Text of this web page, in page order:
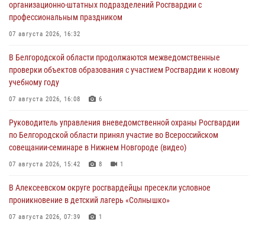
организационно-штатных подразделений Росгвардии с
профессиональным праздником
07 августа 2026, 16:32
В Белгородской области продолжаются межведомственные
проверки объектов образования с участием Росгвардии к новому
учебному году
07 августа 2026, 16:08 6
Руководитель управления вневедомственной охраны Росгвардии
по Белгородской области принял участие во Всероссийском
совещании-семинаре в Нижнем Новгороде (видео)
07 августа 2026, 15:42 8 1
В Алексеевском округе росгвардейцы пресекли условное
проникновение в детский лагерь «Солнышко»
07 августа 2026, 07:39 1